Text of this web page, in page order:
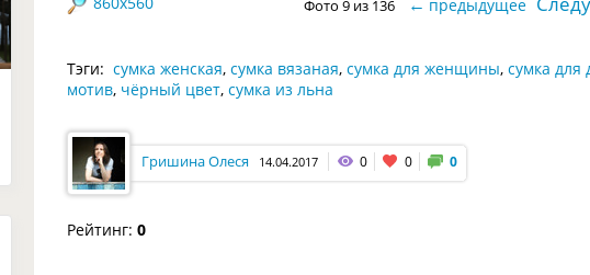
Фото 9 из 136 предыдущее
Тэги: сумка женская, сумка вязаная, сумка для женщины, сумка для
мотив, чёрный цвет, сумка из льна
Гришина Олеся 14.04.2017 0 0 0
Рейтинг: 0